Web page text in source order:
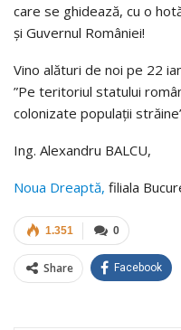
care se ghidează, cu o
și Guvernul României!
Vino alături de noi pe 22
”Pe teritoriul statului
colonizate populații
Ing. Alexandru BALCU,
Noua Dreaptă, filiala
0
1.351
Share Facebook